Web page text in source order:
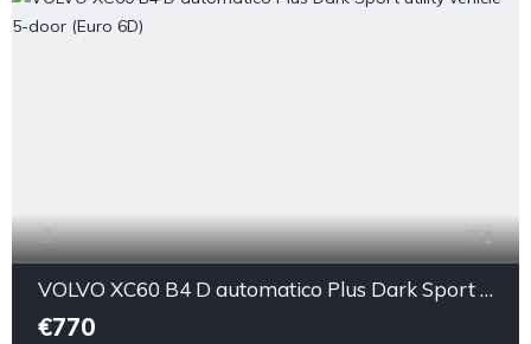
1
VOLVO XC60 B4 D automatico Plus Dark Sport utility vehicle 5-door (Euro 6D)
€770